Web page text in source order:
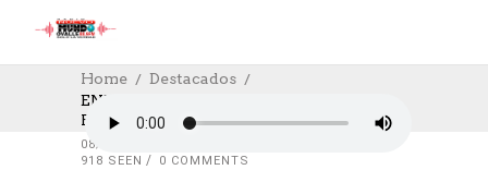
Home
Destacados
ENTREGAN SILLAS DE RUEDAS A
PERSONAS CON DISCAPACIDAD
DESTACADOS SALUD,SOCIAL,SOCIAL
08/04/2024
918 SEEN
0 COMMENTS